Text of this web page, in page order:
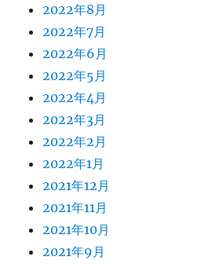
2022年8月
2022年7月
2022年6月
2022年5月
2022年4月
2022年3月
2022年2月
2022年1月
2021年12月
2021年11月
2021年10月
2021年9月